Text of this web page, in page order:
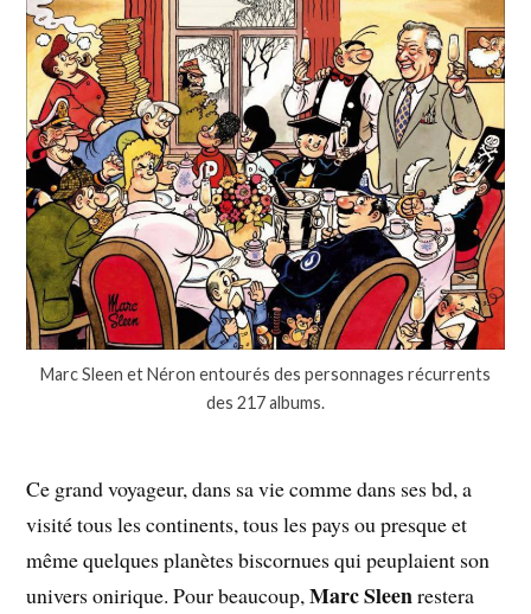
Marc Sleen et Néron entourés des personnages récurrents
des 217 albums.
Ce grand voyageur, dans sa vie comme dans ses bd, a
visité tous les continents, tous les pays ou presque et
même quelques planètes biscornues qui peuplaient son
univers onirique. Pour beaucoup,Marc Sleenrestera